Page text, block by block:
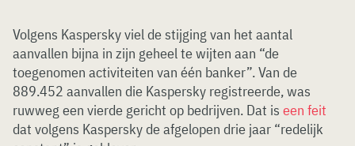
Volgens Kaspersky viel de stijging van het aantal
aanvallen bijna in zijn geheel te wijten aan “de
toegenomen activiteiten van één banker”. Van de
889.452 aanvallen die Kaspersky registreerde, was
ruwweg een vierde gericht op bedrijven. Dat is een feit
dat volgens Kaspersky de afgelopen drie jaar “redelijk